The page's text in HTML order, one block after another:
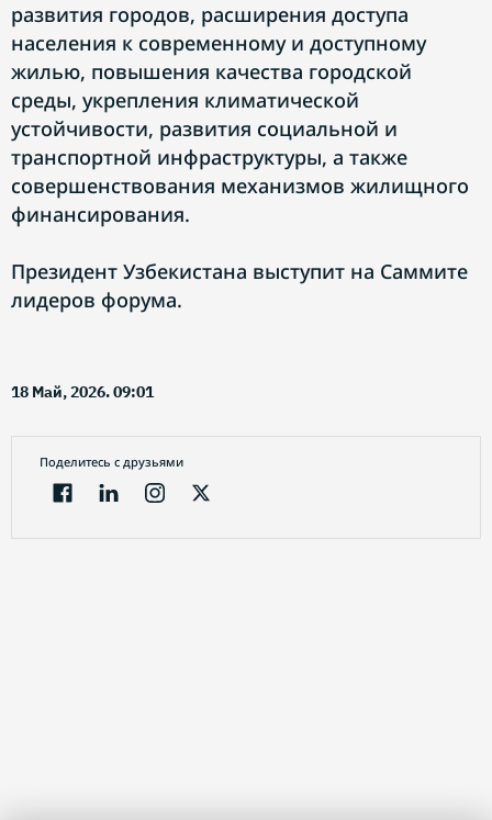
развития городов, расширения доступа
населения к современному и доступному
жилью, повышения качества городской
среды, укрепления климатической
устойчивости, развития социальной и
транспортной инфраструктуры, а также
совершенствования механизмов жилищного
финансирования.
Президент Узбекистана выступит на Саммите
лидеров форума.
18 Май, 2026. 09:01
Поделитесь с друзьями